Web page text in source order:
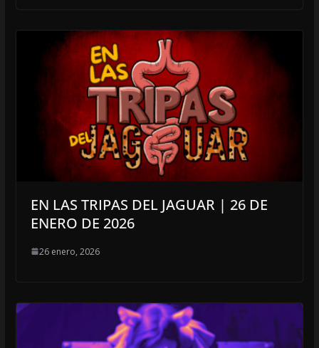
EN LAS TRIPAS DEL JAGUAR | 26 DE
ENERO DE 2026
26 enero, 2026